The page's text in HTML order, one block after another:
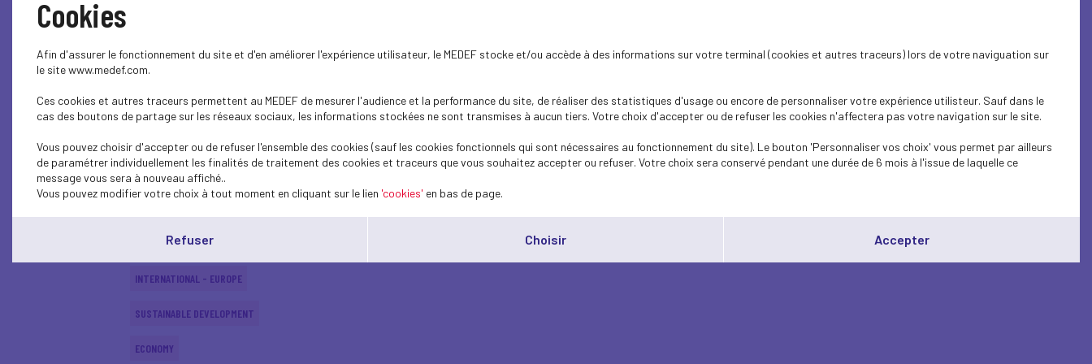
INTERNATIONAL - EUROPE
INTERNATIONAL - EUROPE
SOCIAL
INTERNATIONAL - EUROPE
INTERNATIONAL - EUROPE
SUSTAINABLE DEVELOPMENT
ECONOMY
Cookies
Afin d'assurer le fonctionnement du site et d'en améliorer l'expérience utilisateur, le MEDEF stocke et/ou accède à des informations sur votre terminal (cookies et autres traceurs) lors de votre naviguation sur
le site www.medef.com.
Ces cookies et autres traceurs permettent au MEDEF de mesurer l'audience et la performance du site, de réaliser des statistiques d'usage ou encore de personnaliser votre expérience utilisteur. Sauf dans le
cas des boutons de partage sur les réseaux sociaux, les informations stockées ne sont transmises à aucun tiers. Votre choix d'accepter ou de refuser les cookies n'affectera pas votre navigation sur le site.
Vous pouvez choisir d'accepter ou de refuser l'ensemble des cookies (sauf les cookies fonctionnels qui sont nécessaires au fonctionnement du site). Le bouton 'Personnaliser vos choix' vous permet par ailleurs
de paramétrer individuellement les finalités de traitement des cookies et traceurs que vous souhaitez accepter ou refuser. Votre choix sera conservé pendant une durée de 6 mois à l'issue de laquelle ce
message vous sera à nouveau affiché..
Vous pouvez modifier votre choix à tout moment en cliquant sur le lien 'cookies' en bas de page.
Refuser Choisir Accepter